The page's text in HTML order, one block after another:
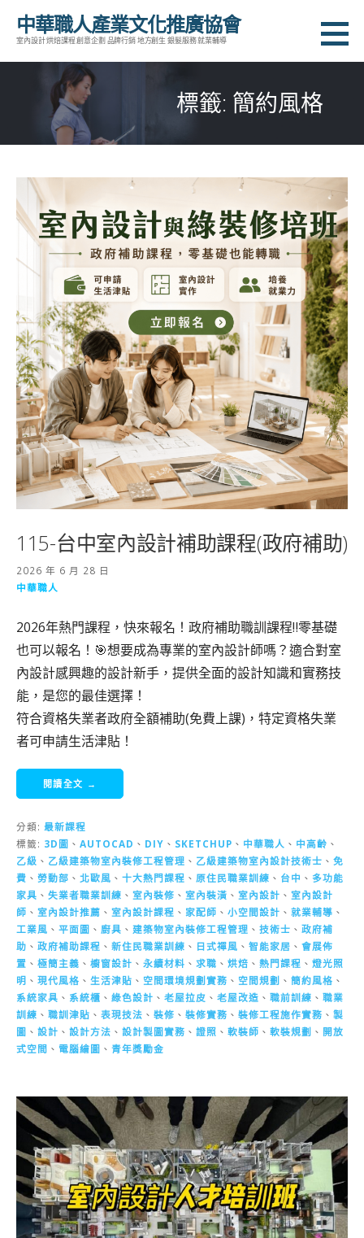
中華職人產業文化推廣協會
室內設計 烘焙課程 創意企劃 品牌行銷 地方創生 銀髮服務 就業輔導
標籤: 簡約風格
115-台中室內設計補助課程(政府補助)
2026 年 6 月 28 日
中華職人
2026年熱門課程，快來報名！政府補助職訓課程‼️零基礎
也可以報名！🎯想要成為專業的室內設計師嗎？適合對室
內設計感興趣的設計新手，提供全面的設計知識和實務技
能，是您的最佳選擇！
符合資格失業者政府全額補助(免費上課)，特定資格失業
者可申請生活津貼！
閱讀全文 →
分類: 最新課程
標籤: 3D圖 、 AUTOCAD 、 DIY 、 SKETCHUP 、 中華職人 、 中高齡 、
乙級 、 乙級建築物室內裝修工程管理 、 乙級建築物室內設計技術士 、 免
費 、 勞動部 、 北歐風 、 十大熱門課程 、 原住民職業訓練 、 台中 、 多功能
家具 、 失業者職業訓練 、 室內裝修 、 室內裝潢 、 室內設計 、 室內設計
師 、 室內設計推薦 、 室內設計課程 、 家配師 、 小空間設計 、 就業輔導 、
工業風 、 平面圖 、 廚具 、 建築物室內裝修工程管理 、 技術士 、 政府補
助 、 政府補助課程 、 新住民職業訓練 、 日式禪風 、 智能家居 、 會展佈
置 、 極簡主義 、 櫥窗設計 、 永續材料 、 求職 、 烘焙 、 熱門課程 、 燈光照
明 、 現代風格 、 生活津貼 、 空間環境規劃實務 、 空間規劃 、 簡約風格 、
系統家具 、 系統櫃 、 綠色設計 、 老屋拉皮 、 老屋改造 、 職前訓練 、 職業
訓練 、 職訓津貼 、 表現技法 、 裝修 、 裝修實務 、 裝修工程施作實務 、 製
圖 、 設計 、 設計方法 、 設計製圖實務 、 證照 、 軟裝師 、 軟裝規劃 、 開放
式空間 、 電腦繪圖 、 青年獎勵金